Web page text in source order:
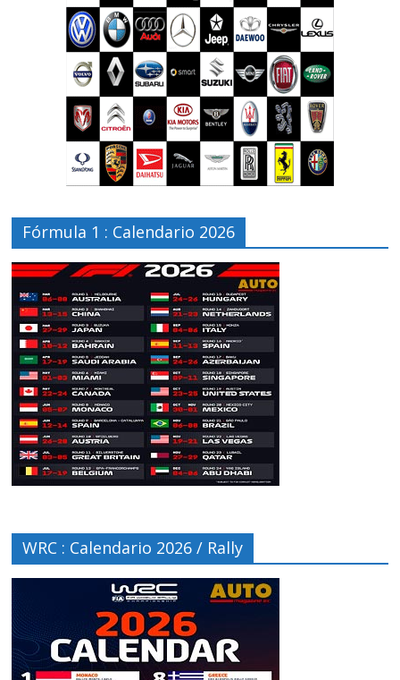
Fórmula 1 : Calendario 2026
WRC : Calendario 2026 / Rally